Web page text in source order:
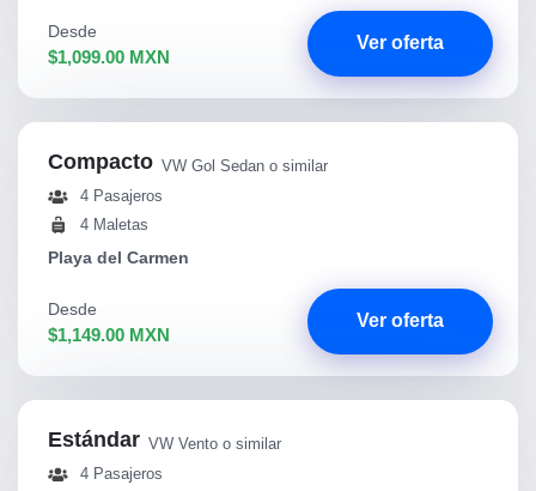
Desde
$1,099.00 MXN
Ver oferta
Compacto VW Gol Sedan o similar
4 Pasajeros
4 Maletas
Playa del Carmen
Desde
$1,149.00 MXN
Ver oferta
Estándar VW Vento o similar
4 Pasajeros